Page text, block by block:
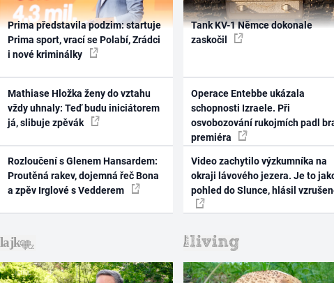
Prima představila podzim: startuje
Prima sport, vrací se Polabí, Zrádci
i nové kriminálky
Mathiase Hložka ženy do vztahu
vždy uhnaly: Teď budu iniciátorem
já, slibuje zpěvák
Rozloučení s Glenem Hansardem:
Proutěná rakev, dojemná řeč Bona
a zpěv Irglové s Vedderem
Tank KV-1 Němce dokonale
zaskočil
Operace Entebbe ukázala
schopnosti Izraele. Při
osvobozování rukojmích padl
premiéra
Video zachytilo výzkumníka na
okraji lávového jezera. Je to
pohled do Slunce, hlásil